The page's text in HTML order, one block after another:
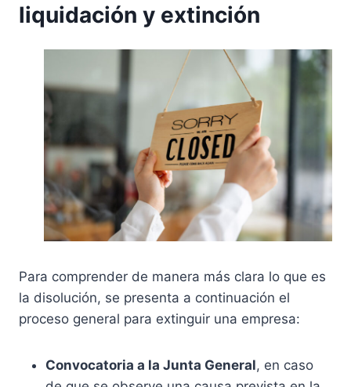
liquidación y extinción
Para comprender de manera más clara lo que es
la disolución, se presenta a continuación el
proceso general para extinguir una empresa:
Convocatoria a la Junta General, en caso